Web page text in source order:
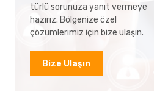
türlü sorunuza yanıt vermeye
hazırız. Bölgenize özel
çözümlerimiz için bize ulaşın.
Bize Ulaşın